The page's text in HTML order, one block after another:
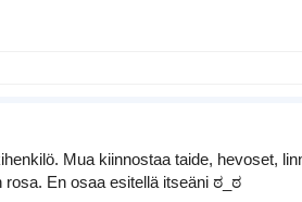
Mua kiinnostaa taide, hevoset,
En osaa esitellä itseäni ಠ_ಠ